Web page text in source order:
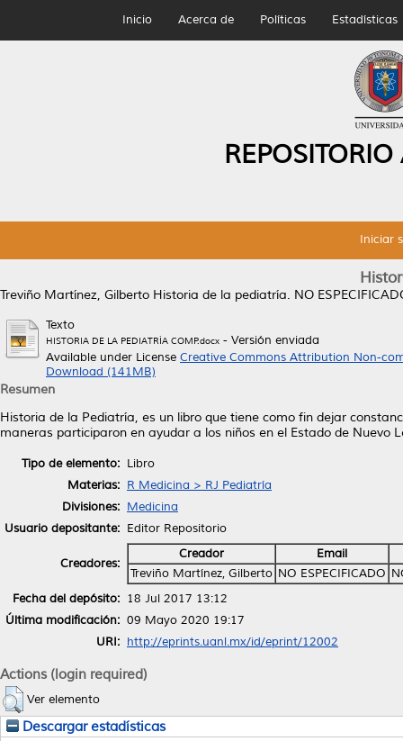
Inicio Acerca de Políticas Estadísticas
Iniciar
Treviño Martínez, Gilberto Historia de la pediatría. NO
Texto
HISTORIA DE LA PEDIATRÍA COMP.docx - Versión enviada
Available under License Creative Commons Attribution Non-
Download (141MB)
Resumen
Historia de la Pediatría, es un libro que tiene como fin dejar
maneras participaron en ayudar a los niños en el Estado de Nuevo
Tipo de elemento: Libro
Materias: R Medicina > RJ Pediatría
Divisiones: Medicina
Usuario depositante: Editor Repositorio
Creadores:
Creador
Email
Treviño Martínez, Gilberto NO ESPECIFICADO
Fecha del depósito: 18 Jul 2017 13:12
Última modificación: 09 Mayo 2020 19:17
URI: http://eprints.uanl.mx/id/eprint/12002
Actions (login required)
Ver elemento
Descargar estadísticas